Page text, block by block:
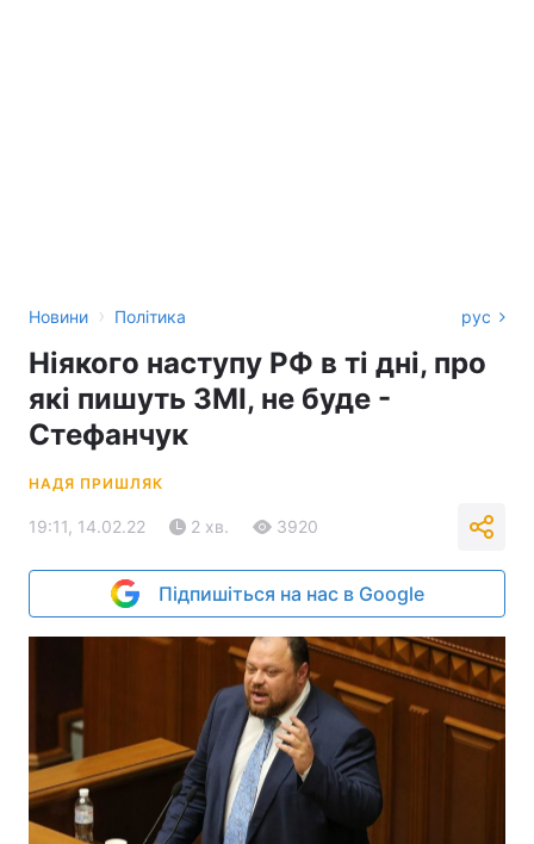
Новини › Політика рус
Ніякого наступу РФ в ті дні, про
які пишуть ЗМІ, не буде -
Стефанчук
НАДЯ ПРИШЛЯК
19:11, 14.02.22 2 хв. 3920
Підпишіться на нас в Google